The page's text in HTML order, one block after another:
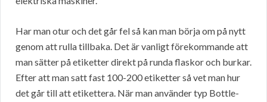
Har man otur och det går fel så kan man börja om på nytt
genom att rulla tillbaka. Det är vanligt förekommande att
man sätter på etiketter direkt på runda flaskor och burkar.
Efter att man satt fast 100-200 etiketter så vet man hur
det går till att etikettera. När man använder typ Bottle-